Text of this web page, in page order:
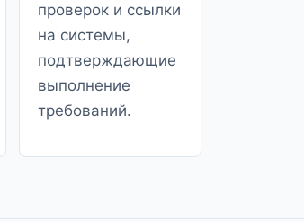
проверок и ссылки
на системы,
подтверждающие
выполнение
требований.